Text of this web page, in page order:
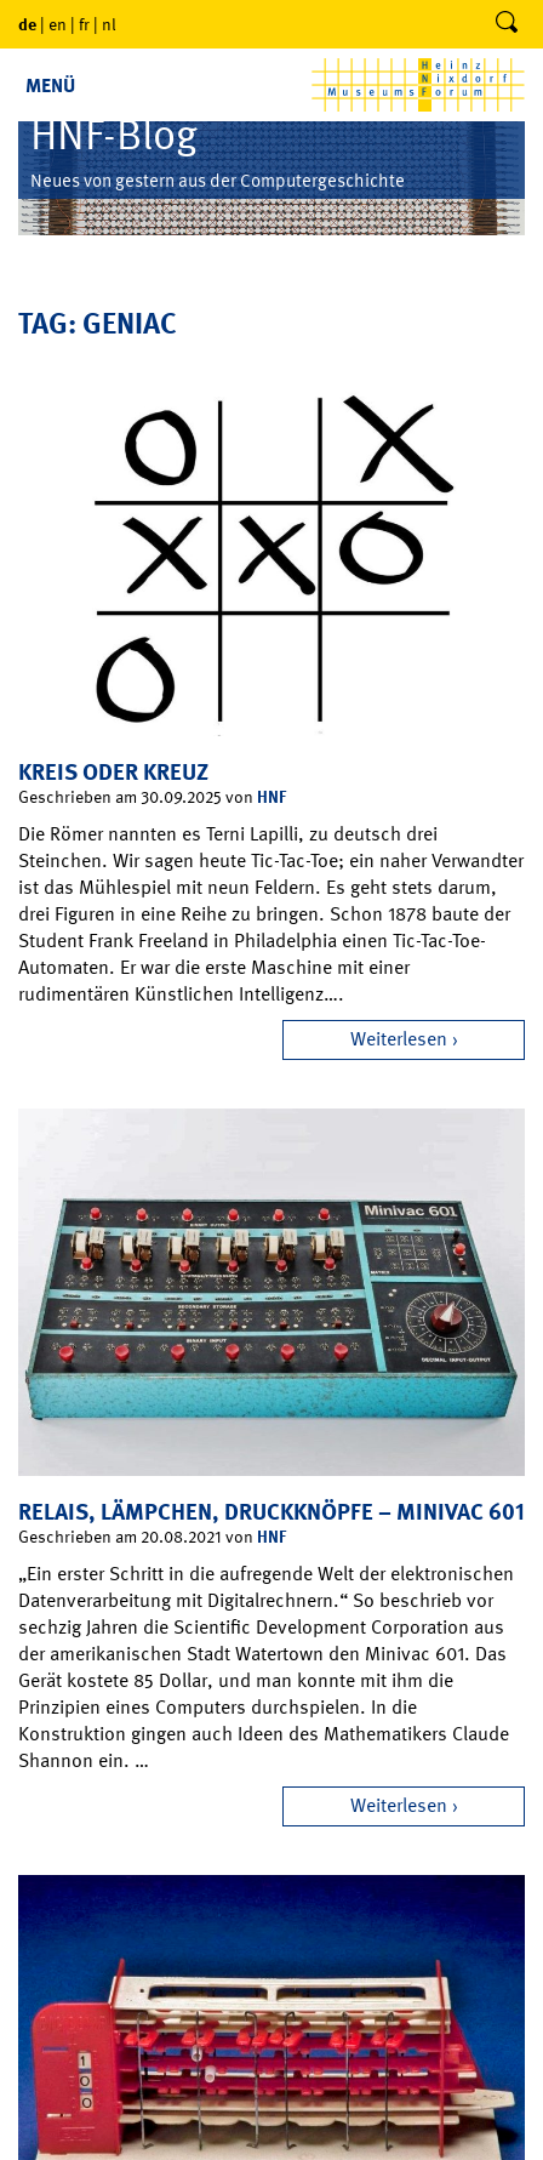
de | en | fr | nl
MENÜ
HNF-Blog
Neues von gestern aus der Computergeschichte
TAG: GENIAC
KREIS ODER KREUZ
Geschrieben am 30.09.2025 von HNF
Die Römer nannten es Terni Lapilli, zu deutsch drei
Steinchen. Wir sagen heute Tic-Tac-Toe; ein naher Verwandter
ist das Mühlespiel mit neun Feldern. Es geht stets darum,
drei Figuren in eine Reihe zu bringen. Schon 1878 baute der
Student Frank Freeland in Philadelphia einen Tic-Tac-Toe-
Automaten. Er war die erste Maschine mit einer
rudimentären Künstlichen Intelligenz….
Weiterlesen
RELAIS, LÄMPCHEN, DRUCKKNÖPFE – MINIVAC 601
Geschrieben am 20.08.2021 von HNF
„Ein erster Schritt in die aufregende Welt der elektronischen
Datenverarbeitung mit Digitalrechnern.“ So beschrieb vor
sechzig Jahren die Scientific Development Corporation aus
der amerikanischen Stadt Watertown den Minivac 601. Das
Gerät kostete 85 Dollar, und man konnte mit ihm die
Prinzipien eines Computers durchspielen. In die
Konstruktion gingen auch Ideen des Mathematikers Claude
Shannon ein. …
Weiterlesen